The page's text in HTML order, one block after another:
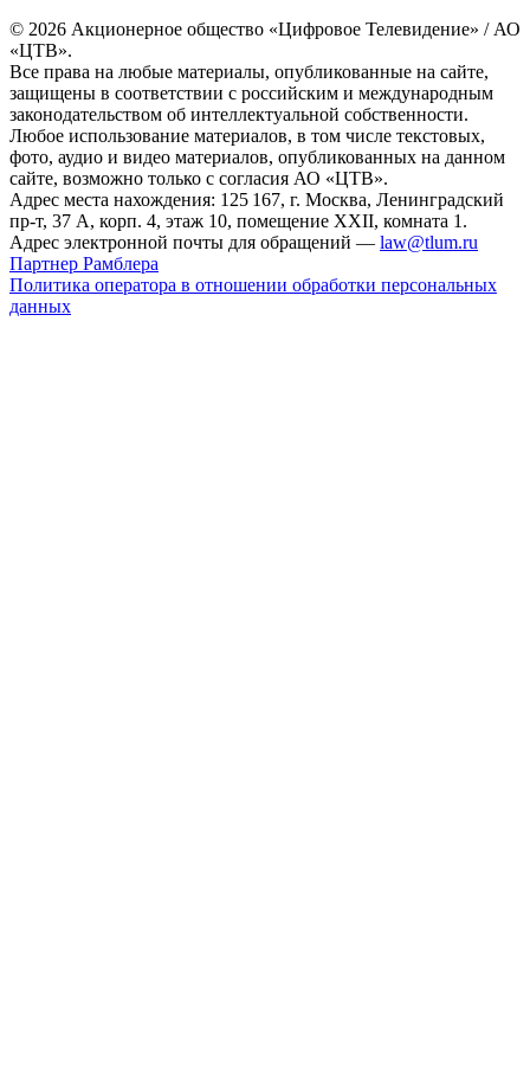
© 2026 Акционерное общество «Цифровое Телевидение» / АО
«ЦТВ».
Все права на любые материалы, опубликованные на сайте,
защищены в соответствии с российским и международным
законодательством об интеллектуальной собственности.
Любое использование материалов, в том числе текстовых,
фото, аудио и видео материалов, опубликованных на данном
сайте, возможно только с согласия АО «ЦТВ».
Адрес места нахождения: 125 167, г. Москва, Ленинградский
пр-т, 37 А, корп. 4, этаж 10, помещение XXII, комната 1.
Адрес электронной почты для обращений — law@tlum.ru
Партнер Рамблера
Политика оператора в отношении обработки персональных
данных